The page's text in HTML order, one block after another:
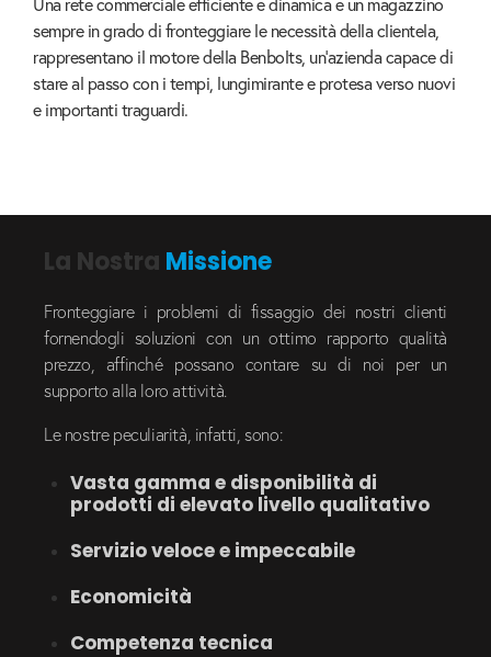
sempre in grado di fronteggiare le necessità della clientela,
rappresentano il motore della Benbolts, un’azienda capace di
stare al passo con i tempi, lungimirante e protesa verso nuovi
e importanti traguardi.
La Nostra Missione
Fronteggiare i problemi di fissaggio dei nostri clienti
fornendogli soluzioni con un ottimo rapporto qualità
prezzo, affinché possano contare su di noi per un
supporto alla loro attività.
Le nostre peculiarità, infatti, sono:
Vasta gamma e disponibilità di
prodotti di elevato livello qualitativo
Servizio veloce e impeccabile
Economicità
Competenza tecnica